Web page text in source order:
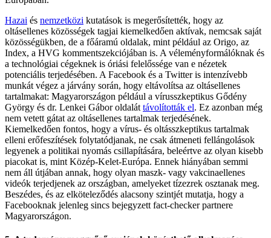
Hazai és nemzetközi kutatások is megerősítették, hogy az
oltásellenes közösségek tagjai kiemelkedően aktívak, nemcsak saját
közösségükben, de a főáramú oldalak, mint például az Origo, az
Index, a HVG kommentszekciójában is. A véleményformálóknak és
a technológiai cégeknek is óriási felelőssége van e nézetek
potenciális terjedésében. A Facebook és a Twitter is intenzívebb
munkát végez a járvány során, hogy eltávolítsa az oltásellenes
tartalmakat: Magyarországon például a vírusszkeptikus Gődény
György és dr. Lenkei Gábor oldalát távolították el. Ez azonban még
nem vetett gátat az oltásellenes tartalmak terjedésének.
Kiemelkedően fontos, hogy a vírus- és oltásszkeptikus tartalmak
elleni erőfeszítések folytatódjanak, ne csak átmeneti fellángolások
legyenek a politikai nyomás csillapítására, beleértve az olyan kisebb
piacokat is, mint Közép-Kelet-Európa. Ennek hiányában semmi
nem áll útjában annak, hogy olyan maszk- vagy vakcinaellenes
videók terjedjenek az országban, amelyeket tízezrek osztanak meg.
Beszédes, és az elköteleződés alacsony szintjét mutatja, hogy a
Facebooknak jelenleg sincs bejegyzett fact-checker partnere
Magyarországon.